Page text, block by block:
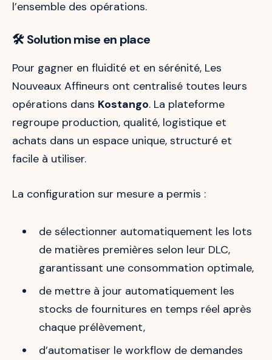
l’ensemble des opérations.
🛠️Solution mise en place
Pour gagner en fluidité et en sérénité, Les
Nouveaux Affineurs ont centralisé toutes leurs
opérations dans Kostango. La plateforme
regroupe production, qualité, logistique et
achats dans un espace unique, structuré et
facile à utiliser.
La configuration sur mesure a permis :
de sélectionner automatiquement les lots
de matières premières selon leur DLC,
garantissant une consommation optimale,
de mettre à jour automatiquement les
stocks de fournitures en temps réel après
chaque prélèvement,
d’automatiser le workflow de demandes